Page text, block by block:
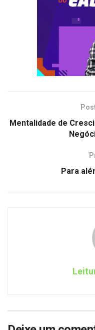
Mentalidade de
Para